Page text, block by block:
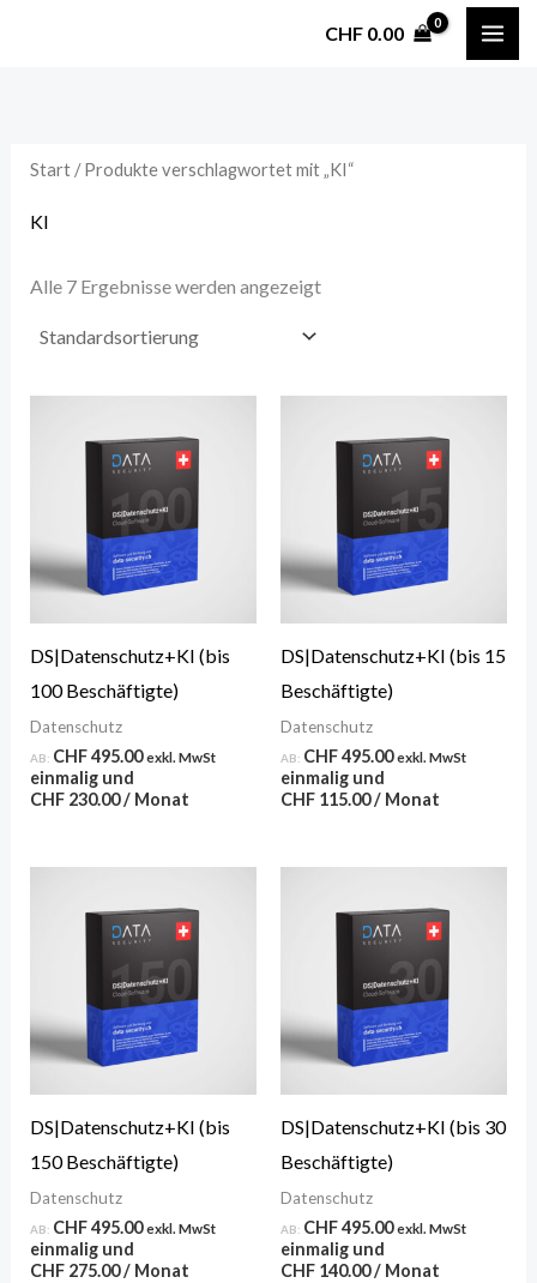
CHF 0.00
Start/ Produkte verschlagwortet mit „KI“
KI
Alle 7 Ergebnisse werden angezeigt
DS|Datenschutz+KI (bis
100 Beschäftigte)
Datenschutz
AB: CHF495.00 exkl. MwSt
einmalig und
CHF230.00/ Monat
DS|Datenschutz+KI (bis 15
Beschäftigte)
Datenschutz
AB: CHF495.00 exkl. MwSt
einmalig und
CHF 115.00/ Monat
DS|Datenschutz+KI (bis
150 Beschäftigte)
Datenschutz
AB: CHF495.00 exkl. MwSt
einmalig und
CHF275.00/ Monat
DS|Datenschutz+KI (bis 30
Beschäftigte)
Datenschutz
AB: CHF495.00 exkl. MwSt
einmalig und
CHF 140.00/ Monat